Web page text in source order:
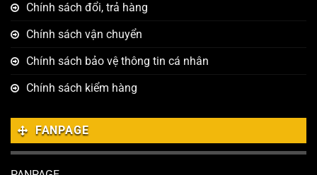
Chính sách đổi, trả hàng
Chính sách vận chuyển
Chính sách bảo vệ thông tin cá nhân
Chính sách kiểm hàng
FANPAGE